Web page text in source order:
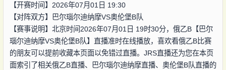
【开赛时间】2026年07月01日 19:30
【对阵双方】
巴尔瑙尔迪纳摩VS奥伦堡B队
【赛事说明】北京时间2026年07月01日 19时30分，俄乙B【巴尔
瑙尔迪纳摩VS奥伦堡B队】直播准时在线播放，喜欢看俄乙B比赛
的朋友可以提前收藏本页面以免错过直播。JRS直播还为您在本页
面索引了相关俄乙B直播、巴尔瑙尔迪纳摩直播、奥伦堡B队直播的